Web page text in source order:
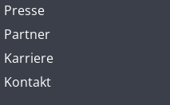
Presse
Partner
Karriere
Kontakt